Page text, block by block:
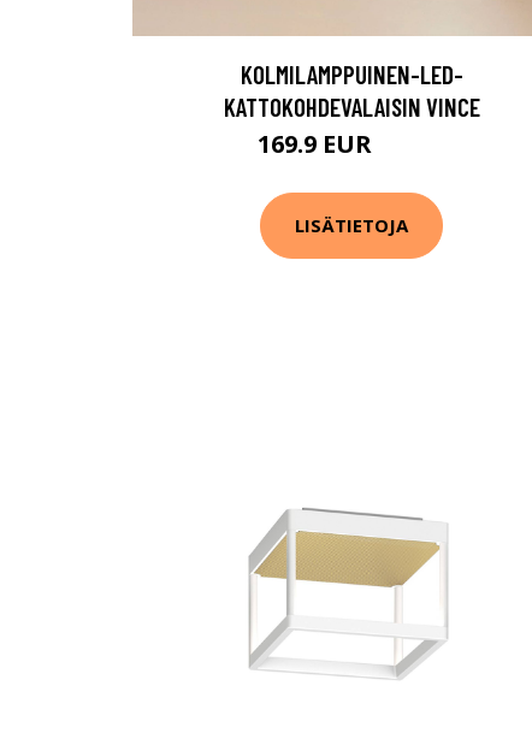
KOLMILAMPPUINEN-LED-
KATTOKOHDEVALAISIN VINCE
169.9 EUR
LISÄTIETOJA